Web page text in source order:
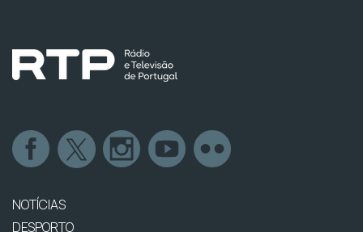
NOTÍCIAS
DESPORTO